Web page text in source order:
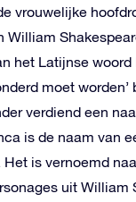
vrouwelijke
William
het Latijnse woord
moet worden’
verdiend een
is de naam van
Het is vernoemd
uit William